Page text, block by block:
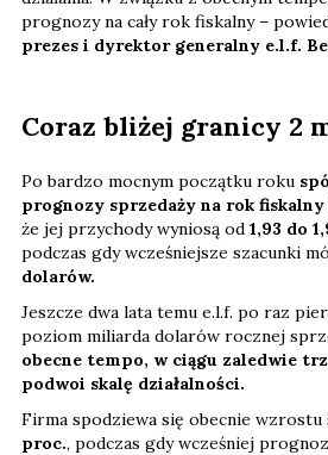
prognozy na cały rok fiskalny –
prezes i dyrektor generalny e.l.f.
Coraz bliżej granicy 2
Po bardzo mocnym początku roku
prognozy sprzedaży na rok fiskalny
że jej przychody wyniosą od 1,93 do
podczas gdy wcześniejsze szacunki
dolarów.
Jeszcze dwa lata temu e.l.f. po raz
poziom miliarda dolarów rocznej
obecne tempo, w ciągu zaledwie
podwoi skalę działalności.
Firma spodziewa się obecnie wzrostu
proc., podczas gdy wcześniej